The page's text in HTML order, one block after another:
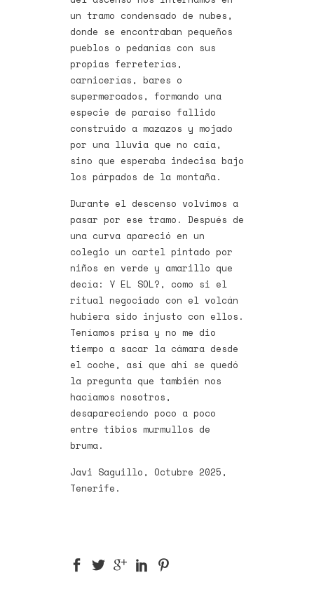
un tramo condensado de nubes,
donde se encontraban pequeños
pueblos o pedanías con sus
propias ferreterías,
carnicerías, bares o
supermercados, formando una
especie de paraíso fallido
construido a mazazos y mojado
por una lluvia que no caía,
sino que esperaba indecisa bajo
los párpados de la montaña.
Durante el descenso volvimos a
pasar por ese tramo. Después de
una curva apareció en un
colegio un cartel pintado por
niños en verde y amarillo que
decía: Y EL SOL?, como si el
ritual negociado con el volcán
hubiera sido injusto con ellos.
Teníamos prisa y no me dio
tiempo a sacar la cámara desde
el coche, así que ahí se quedó
la pregunta que también nos
hacíamos nosotros,
desapareciendo poco a poco
entre tibios murmullos de
bruma.
Javi Saguillo, Octubre 2025,
Tenerife.